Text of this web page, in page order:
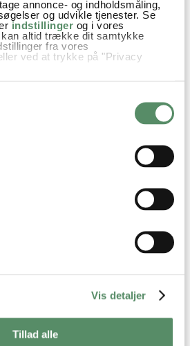
annonce- og indholdsmåling,
og udvikle tjenester. Se
indstillinger og i vores
kan altid trække dit samtykke
fra vores
ved at trykke på "Privacy
oplysninger om din placering,
inden for få meter
enhed baseret på en scanning af
Vis detaljer
Tillad alle
KRYDDERSMØR
GEM DINE FAVORITTER
Gem dine yndlingsopskrifter, så